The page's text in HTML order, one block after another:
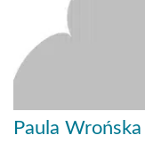
Paula Wrońska